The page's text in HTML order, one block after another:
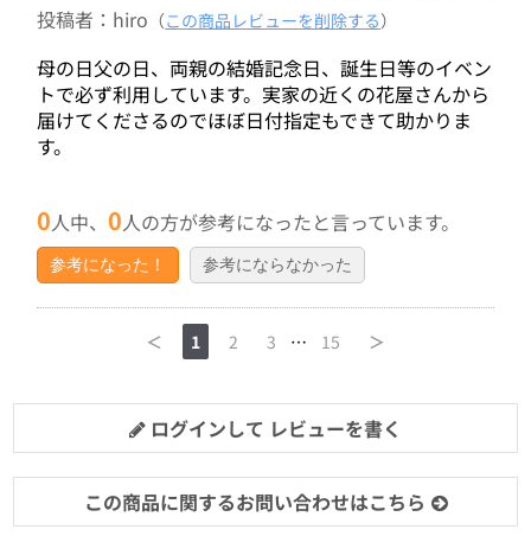
投稿者：hiro （この商品レビューを削除する）
母の日父の日、両親の結婚記念日、誕生日等のイベン
トで必ず利用しています。実家の近くの花屋さんから
届けてくださるのでほぼ日付指定もできて助かりま
す。
0人中、0人の方が参考になったと言っています。
参考になった！ 参考にならなかった
＜ 1 2 3 … 15 ＞
ログインして レビューを書く
この商品に関するお問い合わせはこちら